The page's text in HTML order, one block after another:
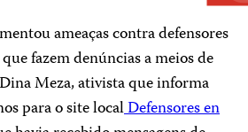
ameaças contra defensores
fazem denúncias a meios de
Meza, ativista que informa
para o site localDefensores en